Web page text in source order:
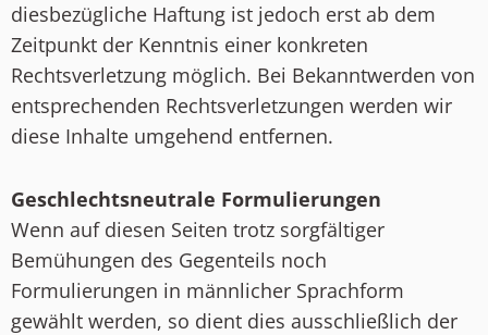
diesbezügliche Haftung ist jedoch erst ab dem
Zeitpunkt der Kenntnis einer konkreten
Rechtsverletzung möglich. Bei Bekanntwerden von
entsprechenden Rechtsverletzungen werden wir
diese Inhalte umgehend entfernen.
Geschlechtsneutrale Formulierungen
Wenn auf diesen Seiten trotz sorgfältiger
Bemühungen des Gegenteils noch
Formulierungen in männlicher Sprachform
gewählt werden, so dient dies ausschließlich der